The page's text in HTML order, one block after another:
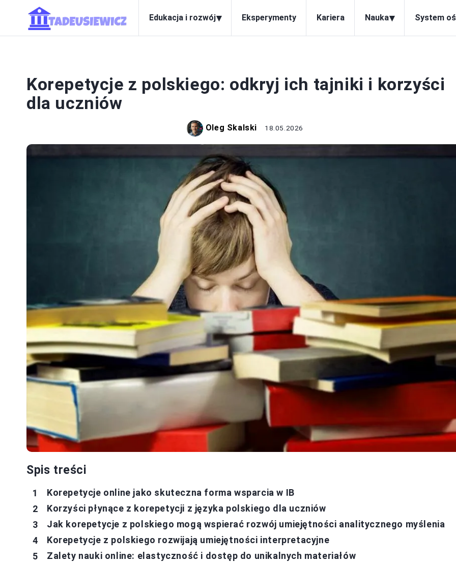
Edukacja i rozwój▾ Eksperymenty Kariera Nauka▾ System
Korepetycje z polskiego: odkryj ich tajniki i korzyści
dla uczniów
Oleg Skalski 18.05.2026
Spis treści
Korepetycje online jako skuteczna forma wsparcia w IB
Korzyści płynące z korepetycji z języka polskiego dla uczniów
Jak korepetycje z polskiego mogą wspierać rozwój umiejętności analitycznego myślenia
Korepetycje z polskiego rozwijają umiejętności interpretacyjne
Zalety nauki online: elastyczność i dostęp do unikalnych materiałów